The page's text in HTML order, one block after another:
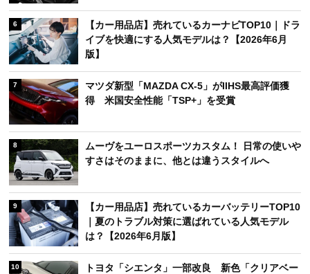
6
【カー用品店】売れているカーナビTOP10｜ドラ
イブを快適にする人気モデルは？【2026年6月
版】
7
マツダ新型「MAZDA CX-5」がIIHS最高評価獲
得 米国安全性能「TSP+」を受賞
8
ムーヴをユーロスポーツカスタム！ 日常の使いや
すさはそのままに、他とは違うスタイルへ
9
【カー用品店】売れているカーバッテリーTOP10
｜夏のトラブル対策に選ばれている人気モデル
は？【2026年6月版】
10
トヨタ「シエンタ」一部改良 新色「クリアベー